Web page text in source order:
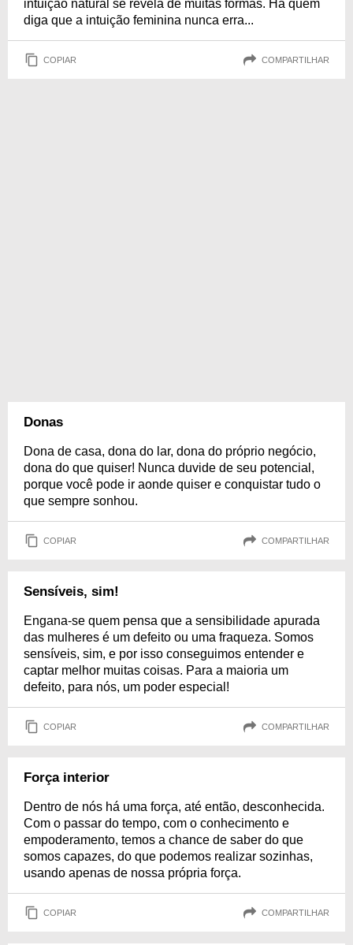
intuição natural se revela de muitas formas. Há quem
diga que a intuição feminina nunca erra...
COPIAR COMPARTILHAR
Donas
Dona de casa, dona do lar, dona do próprio negócio,
dona do que quiser! Nunca duvide de seu potencial,
porque você pode ir aonde quiser e conquistar tudo o
que sempre sonhou.
COPIAR COMPARTILHAR
Sensíveis, sim!
Engana-se quem pensa que a sensibilidade apurada
das mulheres é um defeito ou uma fraqueza. Somos
sensíveis, sim, e por isso conseguimos entender e
captar melhor muitas coisas. Para a maioria um
defeito, para nós, um poder especial!
COPIAR COMPARTILHAR
Força interior
Dentro de nós há uma força, até então, desconhecida.
Com o passar do tempo, com o conhecimento e
empoderamento, temos a chance de saber do que
somos capazes, do que podemos realizar sozinhas,
usando apenas de nossa própria força.
COPIAR COMPARTILHAR